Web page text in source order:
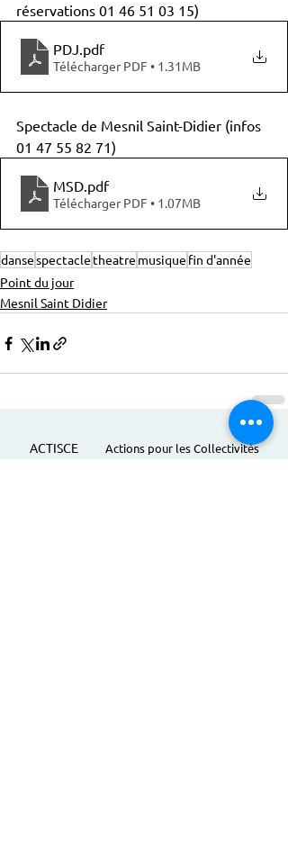
réservations 01 46 51 03 15)
PDJ.pdf
Télécharger PDF • 1.31MB
Spectacle de Mesnil Saint-Didier (infos
01 47 55 82 71)
MSD.pdf
Télécharger PDF • 1.07MB
dansespectacle theatre musique fin d'année
Point du jour
Mesnil Saint Didier
ACTISCE
Actions pour les Collectivités